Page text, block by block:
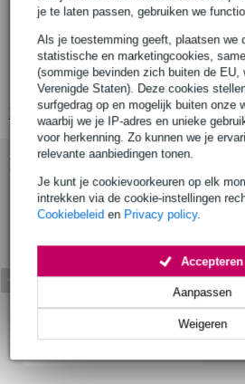
je te laten passen, gebruiken we
Als je toestemming geeft, plaatsen we
statistische en marketingcookies,
(sommige bevinden zich buiten de EU,
Verenigde Staten). Deze cookies
surfgedrag op en mogelijk buiten onze
waarbij we je IP-adres en unieke
voor herkenning. Zo kunnen we je
relevante aanbiedingen tonen.
Je kunt je cookievoorkeuren op elk
intrekken via de cookie-instellingen
Cookiebeleid en Privacy policy.
Weigeren
Aanpassen
Accepteren
verbinding: geschroefd (bolt-on)
materiaal: esdoorn (hard maple)
profiel: C
Bekijk alle productspecificaties
Bekijk ook eens (1)